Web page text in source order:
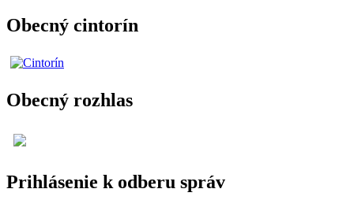
Obecný cintorín
Obecný rozhlas
Prihlásenie k odberu správ